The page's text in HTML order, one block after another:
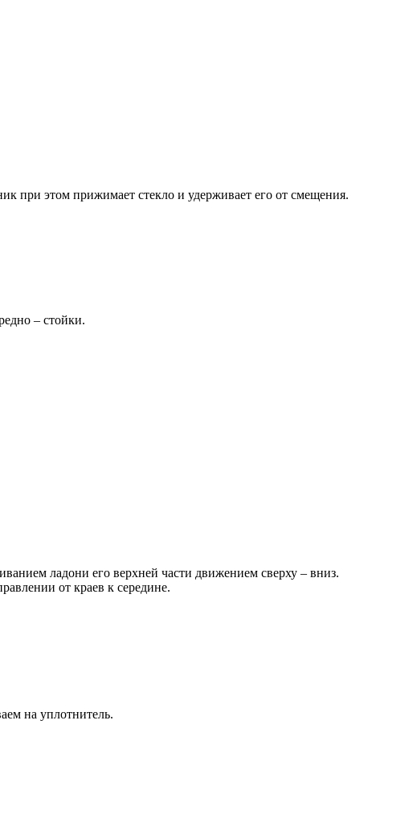
при этом прижимает стекло и удерживает его от смещения.
– стойки.
ладони его верхней части движением сверху – вниз.
от краев к середине.
на уплотнитель.